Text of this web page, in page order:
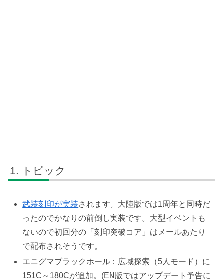
トピック
武装刻印が実装されます。大陸版では1周年と同時だ
ったのでかなりの前倒し実装です。大型イベントも
ないので初回分の「刻印突破コア」はメールあたり
で配布されそうです。
エニグマブラックホール：広域探索（5人モード）に
151C～180Cが追加。(EN版ではアップデート予告に